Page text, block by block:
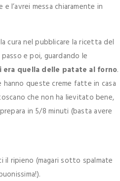
l’avrei messa chiaramente in
cura nel pubblicare la ricetta del
e poi, guardando le
quella delle patate al forno.
queste creme fatte in casa
che non ha lievitato bene,
in 5/8 minuti (basta avere
il ripieno (magari sotto spalmate